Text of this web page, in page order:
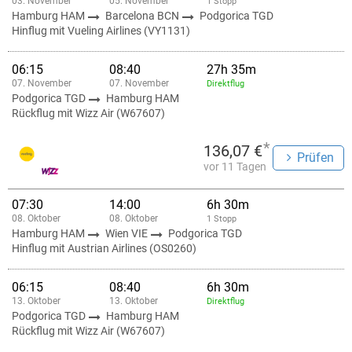
Hamburg HAM Barcelona BCN
Podgorica TGD
Hinflug mit Vueling Airlines (VY1131)
06:15
07. November
08:40
07. November
27h 35m
Direktflug
Podgorica TGD
Hamburg HAM
Rückflug mit Wizz Air (W67607)
136,07 €*
vor 11 Tagen
Prüfen
07:30
08. Oktober
14:00
08. Oktober
6h 30m
1 Stopp
Hamburg HAM Wien VIE
Podgorica TGD
Hinflug mit Austrian Airlines (OS0260)
06:15
13. Oktober
08:40
13. Oktober
6h 30m
Direktflug
Podgorica TGD
Hamburg HAM
Rückflug mit Wizz Air (W67607)